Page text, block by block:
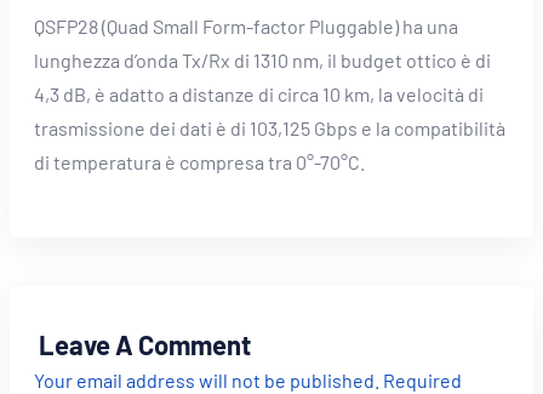
QSFP28 (Quad Small Form-factor Pluggable) ha una
lunghezza d’onda Tx/Rx di 1310 nm, il budget ottico è di
4,3 dB, è adatto a distanze di circa 10 km, la velocità di
trasmissione dei dati è di 103,125 Gbps e la compatibilità
di temperatura è compresa tra 0°-70°C.
Leave A Comment
Your email address will not be published. Required